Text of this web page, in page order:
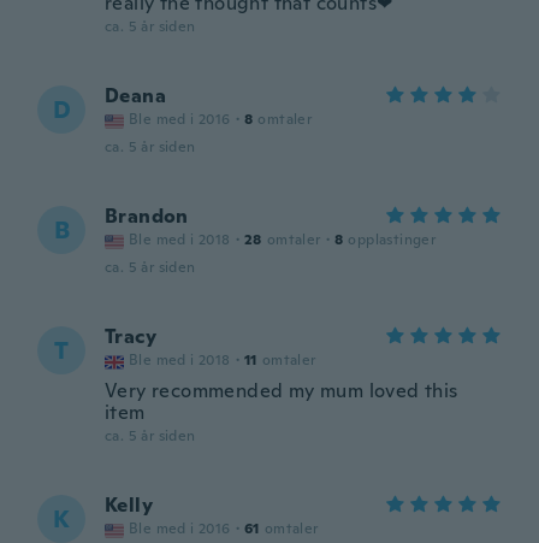
ca. 5 år siden
D Deana
Ble med i 2016 · 8 omtaler
ca. 5 år siden
B Brandon
Ble med i 2018 · 28 omtaler · 8 opplastinger
ca. 5 år siden
T Tracy
Ble med i 2018 · 11 omtaler
Very recommended my mum loved this
item
ca. 5 år siden
K Kelly
Ble med i 2016 · 61 omtaler